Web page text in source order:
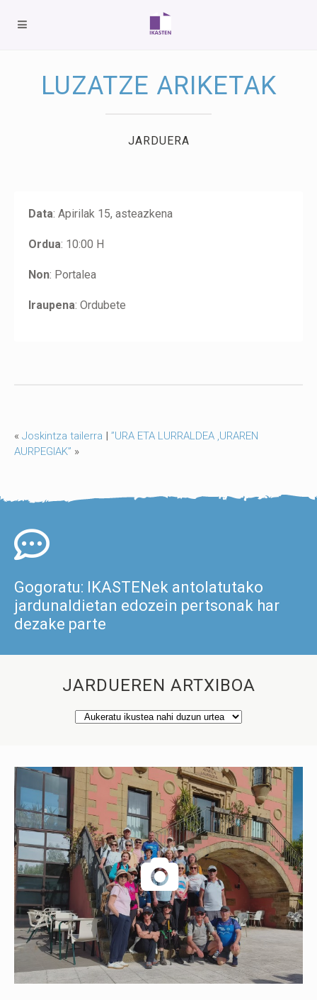
LUZATZE ARIKETAK
JARDUERA
Data: Apirilak 15, asteazkena
Ordua: 10:00 H
Non: Portalea
Iraupena: Ordubete
« Joskintza tailerra | ”URA ETA LURRALDEA ,URAREN
AURPEGIAK” »
Gogoratu: IKASTENek antolatutako
jardunaldietan edozein pertsonak har
dezake parte
JARDUEREN ARTXIBOA